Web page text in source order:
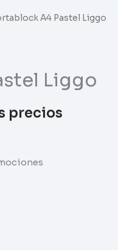
A4 Pastel Liggo
Liggo
precios